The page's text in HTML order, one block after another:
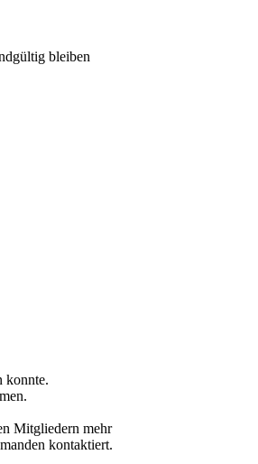
bleiben
konnte.
Mitgliedern mehr
kontaktiert.